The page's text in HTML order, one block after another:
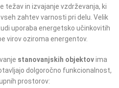
težav in izvajanje vzdrževanja, ki
zahtev varnosti pri delu. Velik
uporaba energetsko učinkovitih
virov oziroma energentov.
stanovanjskih objektovima
dolgoročno funkcionalnost,
prostorov: